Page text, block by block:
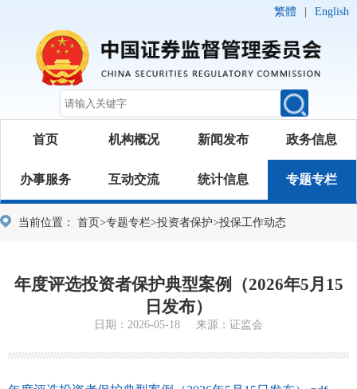
繁體 English
首页 机构概况 新闻发布 政务信息
办事服务 互动交流 统计信息 专题专栏
当前位置： 首页>专题专栏>投资者保护>投保工作动态
年度评选投资者保护典型案例（2026年5月15
日发布）
日期：2026-05-18 来源：证监会